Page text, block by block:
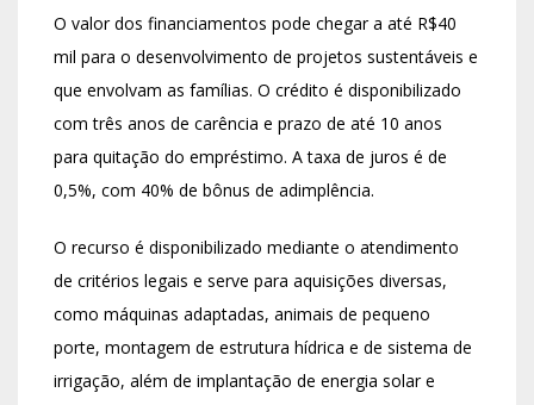
O valor dos financiamentos pode chegar a até R$40
mil para o desenvolvimento de projetos sustentáveis e
que envolvam as famílias. O crédito é disponibilizado
com três anos de carência e prazo de até 10 anos
para quitação do empréstimo. A taxa de juros é de
0,5%, com 40% de bônus de adimplência.
O recurso é disponibilizado mediante o atendimento
de critérios legais e serve para aquisições diversas,
como máquinas adaptadas, animais de pequeno
porte, montagem de estrutura hídrica e de sistema de
irrigação, além de implantação de energia solar e